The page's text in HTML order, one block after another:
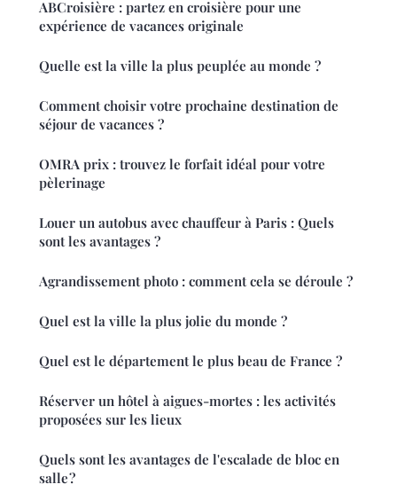
ABCroisière : partez en croisière pour une
expérience de vacances originale
Quelle est la ville la plus peuplée au monde ?
Comment choisir votre prochaine destination de
séjour de vacances ?
OMRA prix : trouvez le forfait idéal pour votre
pèlerinage
Louer un autobus avec chauffeur à Paris : Quels
sont les avantages ?
Agrandissement photo : comment cela se déroule ?
Quel est la ville la plus jolie du monde ?
Quel est le département le plus beau de France ?
Réserver un hôtel à aigues-mortes : les activités
proposées sur les lieux
Quels sont les avantages de l'escalade de bloc en
salle ?